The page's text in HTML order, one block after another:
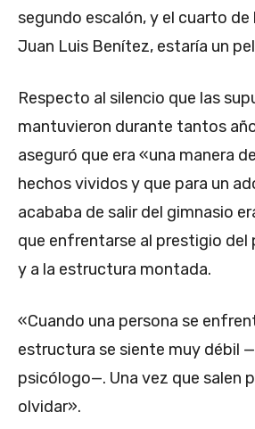
segundo escalón, y el cuarto
Juan Luis Benítez, estaría un
Respecto al silencio que las
mantuvieron durante tantos
aseguró que era «una manera
hechos vividos y que para un
acababa de salir del gimnasio
que enfrentarse al prestigio del
y a la estructura montada.
«Cuando una persona se
estructura se siente muy débil
psicólogo—. Una vez que salen
olvidar».